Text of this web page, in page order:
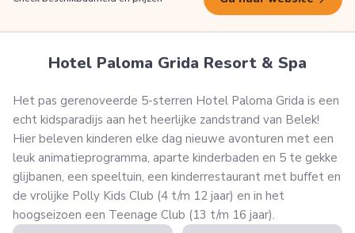
Hotel Paloma Grida Resort & Spa
Het pas gerenoveerde 5-sterren Hotel Paloma Grida is een
echt kidsparadijs aan het heerlijke zandstrand van Belek!
Hier beleven kinderen elke dag nieuwe avonturen met een
leuk animatieprogramma, aparte kinderbaden en 5 te gekke
glijbanen, een speeltuin, een kinderrestaurant met buffet en
de vrolijke Polly Kids Club (4 t/m 12 jaar) en in het
hoogseizoen een Teenage Club (13 t/m 16 jaar).